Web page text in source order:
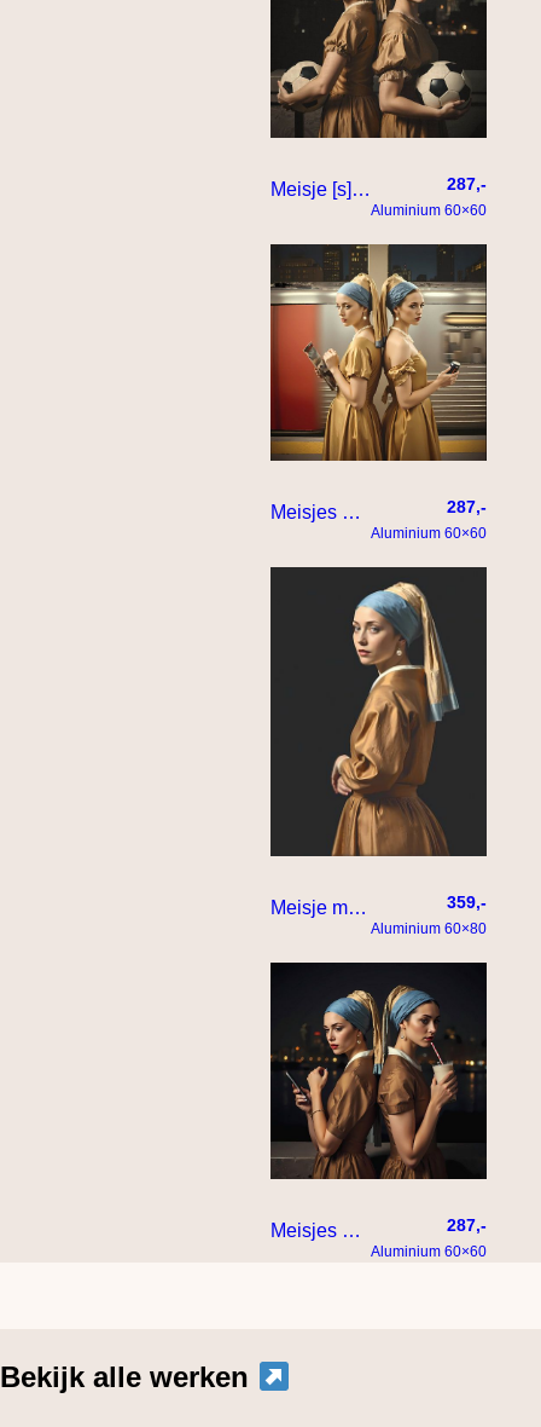
Meisje [s] met de parel – voetbal meiden 287,-
Aluminium 60×60
Meisjes met parel op station 287,-
Aluminium 60×60
Meisje met de parel model 359,-
Aluminium 60×80
Meisjes met de parel 287,-
Aluminium 60×60
Bekijk alle werken